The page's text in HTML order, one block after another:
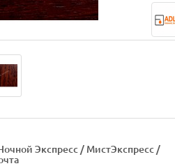
Экспресс / МистЭкспресс /